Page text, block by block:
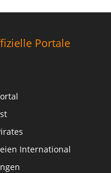
Portale
International